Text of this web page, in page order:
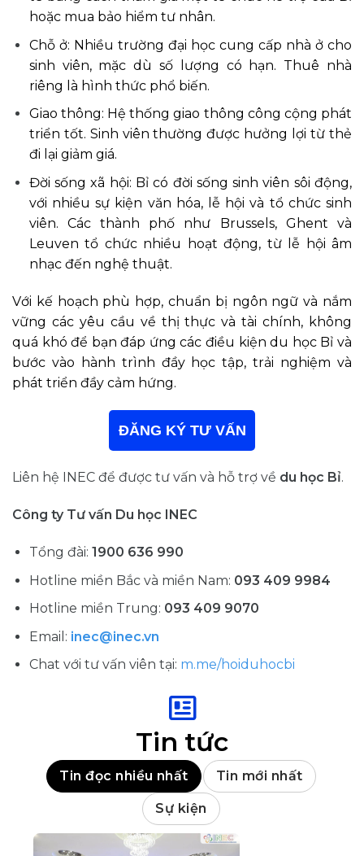
hoặc mua bảo hiểm tư nhân.
Chỗ ở: Nhiều trường đại học cung cấp nhà ở cho
sinh viên, mặc dù số lượng có hạn. Thuê nhà
riêng là hình thức phổ biến.
Giao thông: Hệ thống giao thông công cộng phát
triển tốt. Sinh viên thường được hưởng lợi từ thẻ
đi lại giảm giá.
Đời sống xã hội: Bỉ có đời sống sinh viên sôi động,
với nhiều sự kiện văn hóa, lễ hội và tổ chức sinh
viên. Các thành phố như Brussels, Ghent và
Leuven tổ chức nhiều hoạt động, từ lễ hội âm
nhạc đến nghệ thuật.
Với kế hoạch phù hợp, chuẩn bị ngôn ngữ và nắm
vững các yêu cầu về thị thực và tài chính, không
quá khó để bạn đáp ứng các điều kiện du học Bỉ và
bước vào hành trình đầy học tập, trải nghiệm và
phát triển đầy cảm hứng.
ĐĂNG KÝ TƯ VẤN
Liên hệ INEC để được tư vấn và hỗ trợ về du học Bỉ.
Công ty Tư vấn Du học INEC
Tổng đài: 1900 636 990
Hotline miền Bắc và miền Nam: 093 409 9984
Hotline miền Trung: 093 409 9070
Email: inec@inec.vn
Chat với tư vấn viên tại: m.me/hoiduhocbi
Tin tức
Tin đọc nhiều nhất Tin mới nhất
Sự kiện